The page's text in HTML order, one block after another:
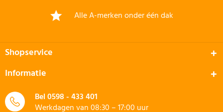
Alle A-merken onder één dak
Shopservice
Informatie
Bel0598 - 433 401
Werkdagen van 08:30 – 17:00 uur